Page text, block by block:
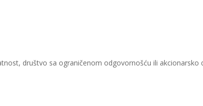
društvo sa ograničenom odgovornošću ili akcionarsko